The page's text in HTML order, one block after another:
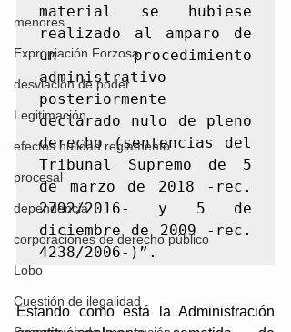
menores
Expropiación Forzosa
desviación de poder
Legitimación
efectos nulidad reglamento
procesal
dependencia
corporaciones de derecho público
Lobo
Cuestión de ilegalidad
material se hubiese
realizado al amparo de
un procedimiento
administrativo
posteriormente
declarado nulo de pleno
derecho (sentencias del
Tribunal Supremo de 5
de marzo de 2018 -rec.
2792/2016- y 5 de
diciembre de 2009 -rec.
4238/2006-)”.
Estando como está la Administración